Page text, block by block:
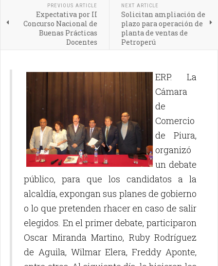
PREVIOUS ARTICLE
Expectativa por II
Concurso Nacional de
Buenas Prácticas
Docentes
NEXT ARTICLE
Solicitan ampliación de
plazo para operación de
planta de ventas de
Petroperú
ERP. La
Cámara
de
Comercio
de Piura,
organizó
un debate
público, para que los candidatos a la
alcaldía, expongan sus planes de gobierno
o lo que pretenden rhacer en caso de salir
elegidos. En el primer debate, participaron
Oscar Miranda Martino, Ruby Rodríguez
de Aguila, Wilmar Elera, Freddy Aponte,